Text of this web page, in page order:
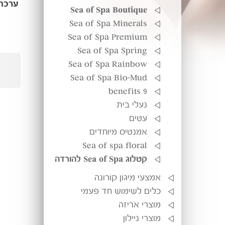
Sea of Spa Boutique
Sea of Spa Minerals
Sea of Spa Premium
Sea of Spa Spring
Sea of Spa Rainbow
Sea of Spa Bio-Mud
9 benefits
נעלי בית
עטים
אמנטיס מיוחדים
Sea of spa floral
קטלוג Sea of Spa להורדה
אמצעי מיגון קורונה
כלים לשימוש חד פעמי
מוצרי אריזה
מוצרי ניילון